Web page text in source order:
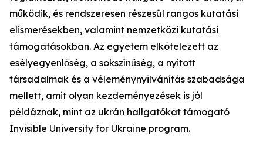
működik, és rendszeresen részesül rangos kutatási
elismerésekben, valamint nemzetközi kutatási
támogatásokban. Az egyetem elkötelezett az
esélyegyenlőség, a sokszínűség, a nyitott
társadalmak és a véleménynyilvánítás szabadsága
mellett, amit olyan kezdeményezések is jól
példáznak, mint az ukrán hallgatókat támogató
Invisible University for Ukraine program.